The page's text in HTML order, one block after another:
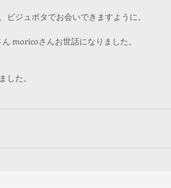
ビジュボタでお会いできますように。
moricoさんお世話になりました。
した。